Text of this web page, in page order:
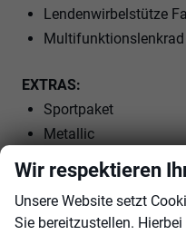
Lendenwirbelstütze
Multifunktionslenkrad
EXTRAS:
Sportpaket
Metallic
Sportfahrwerk
LM-Felgen
Tire-Mobility Set
Wir respektieren
Unsere Website setzt
Sie bereitzustellen.